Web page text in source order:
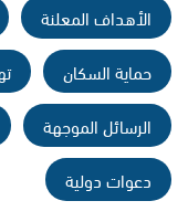
الأهداف المعلنة
حماية السكان
الرسائل الموجهة
دعوات دولية